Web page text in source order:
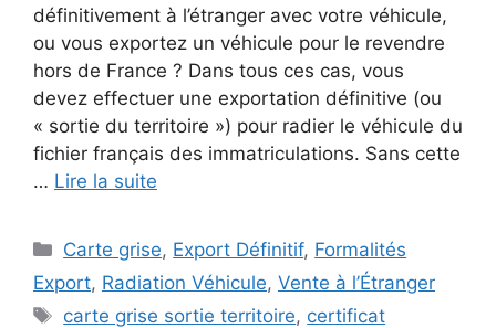
définitivement à l’étranger avec votre véhicule,
ou vous exportez un véhicule pour le revendre
hors de France ? Dans tous ces cas, vous
devez effectuer une exportation définitive (ou
« sortie du territoire ») pour radier le véhicule du
fichier français des immatriculations. Sans cette
… Lire la suite
Catégories
Carte grise, Export Définitif, Formalités
Export, Radiation Véhicule, Vente à l’Étranger
Étiquettes
carte grise sortie territoire, certificat